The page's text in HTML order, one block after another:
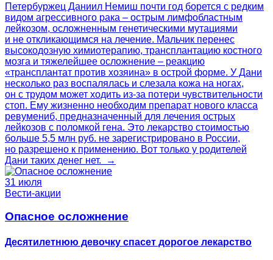
Петербуржец Даниил Немиш почти год борется с редким
видом агрессивного рака – острым лимфобластным
лейкозом, осложненным генетическими мутациями
и не откликающимся на лечение. Мальчик перенес
высокодозную химиотерапию, трансплантацию костного
мозга и тяжелейшее осложнение – реакцию
«трансплантат против хозяина» в острой форме. У Дани
несколько раз воспалялась и слезала кожа на ногах,
он с трудом может ходить из-за потери чувствительности
стоп. Ему жизненно необходим препарат нового класса
ревумениб, предназначенный для лечения острых
лейкозов с поломкой гена. Это лекарство стоимостью
больше 5,5 млн руб. не зарегистрировано в России,
но разрешено к применению. Вот только у родителей
Дани таких денег нет. →
31 июля
Вести-акции
Опасное осложнение
Десятилетнюю девочку спасет дорогое лекарство